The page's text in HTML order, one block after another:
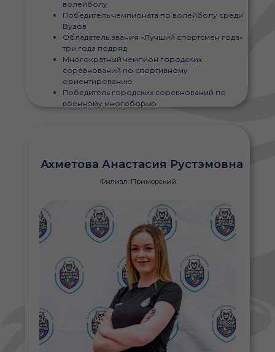
волейболу
Победитель чемпионата по волейболу среди
Вузов
Обладатель звания «Лучший спортсмен года»
три года подряд
Многократный чемпион городских
соревнований по спортивному
ориентированию
Победитель городских соревнований по
военному многоборью
Ахметова Анастасия Рустэмовна
Филиал: Приморский